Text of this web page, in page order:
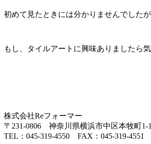
初めて見たときには分かりませんでした
もし、タイルアートに興味ありましたら
株式会社Reフォーマー
〒231-0806 神奈川県横浜市中区本牧町1-
TEL：045-319-4550 FAX：045-319-4551